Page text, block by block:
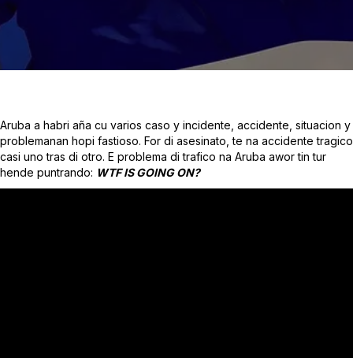
Aruba a habri aña cu varios caso y incidente, accidente, situacion y
problemanan hopi fastioso. For di asesinato, te na accidente tragico
casi uno tras di otro. E problema di trafico na Aruba awor tin tur
hende puntrando: WTF IS GOING ON?